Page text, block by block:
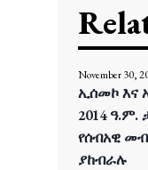
November 30,
ኢሰመኮ እና
2014
የሰብአዊ
ያከብራሉ